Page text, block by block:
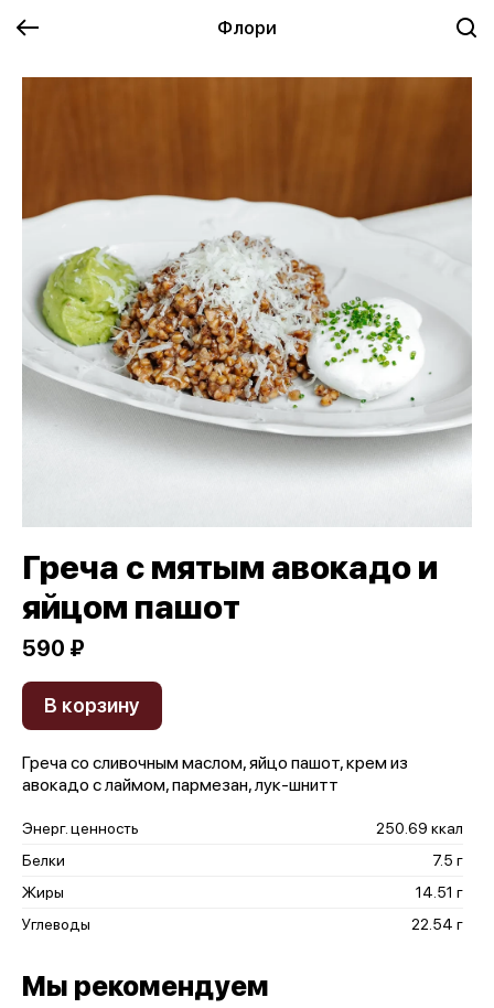
Флори
Греча с мятым авокадо и
яйцом пашот
590 ₽
В корзину
Греча со сливочным маслом, яйцо пашот, крем из
авокадо с лаймом, пармезан, лук-шнитт
Энерг. ценность
250.69 ккал
Белки
7.5 г
Жиры
14.51 г
Углеводы
22.54 г
Мы рекомендуем